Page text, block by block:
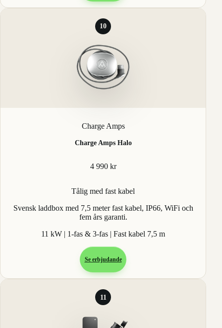
10
Charge Amps
Charge Amps Halo
4 990 kr
Tålig med fast kabel
Svensk laddbox med 7,5 meter fast kabel, IP66, WiFi och
fem års garanti.
11 kW | 1-fas & 3-fas | Fast kabel 7,5 m
Se erbjudande
11